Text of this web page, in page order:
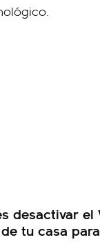
desactivar
tu casa